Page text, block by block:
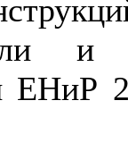
и
ЕНиР